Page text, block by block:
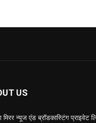
US
मिरर न्यूज एंड ब्रॉडकास्टिंग प्राइवेट